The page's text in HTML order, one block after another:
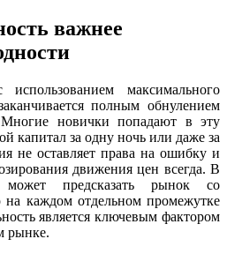
важнее
максимального
полным обнулением
Многие новички попадают в эту
капитал за одну ночь или даже за
не оставляет права на ошибку и
движения цен всегда. В
предсказать рынок со
на каждом отдельном промежутке
является ключевым фактором
рынке.